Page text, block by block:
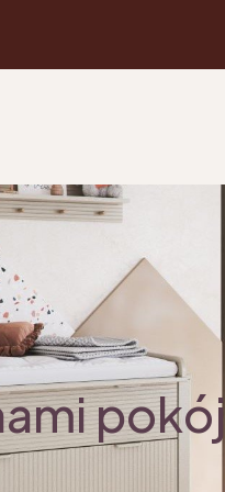
pokój